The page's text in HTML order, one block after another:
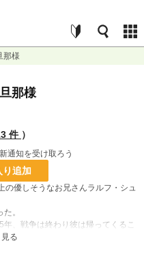
那様
那様
件 ）
通知を受け取ろう
り追加
の優しそうなお兄さんラルフ・シュ
。
、戦争は終わり彼は帰ってくるこ
は鋭い目つきの男だった。